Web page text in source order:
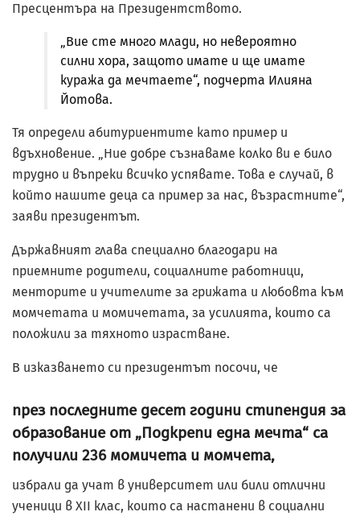
Пресцентъра на Президентството.
„Вие сте много млади, но невероятно
силни хора, защото имате и ще имате
куража да мечтаете“, подчерта Илияна
Йотова.
Тя определи абитуриентите като пример и
вдъхновение. „Ние добре съзнаваме колко ви е било
трудно и въпреки всичко успявате. Това е случай, в
който нашите деца са пример за нас, възрастните“,
заяви президентът.
Държавният глава специално благодари на
приемните родители, социалните работници,
менторите и учителите за грижата и любовта към
момчетата и момичетата, за усилията, които са
положили за тяхното израстване.
В изказването си президентът посочи, че
през последните десет години стипендия за
образование от „Подкрепи една мечта“ са
получили 236 момичета и момчета,
избрали да учат в университет или били отлични
ученици в XII клас, които са настанени в социални